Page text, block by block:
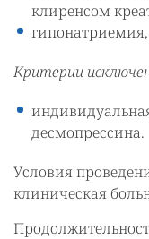
клиренсом
Критерии
десмопрессина.
Условия
клиническая